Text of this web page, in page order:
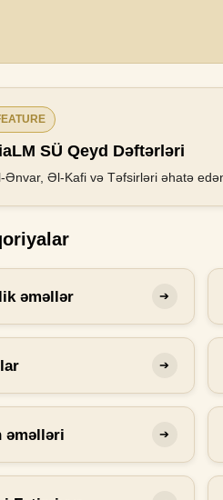
SÜ Qeyd Dəftərləri
Ənvar, Əl-Kafi və Təfsirləri əhatə
əməllər ➔
➔
əməlləri ➔